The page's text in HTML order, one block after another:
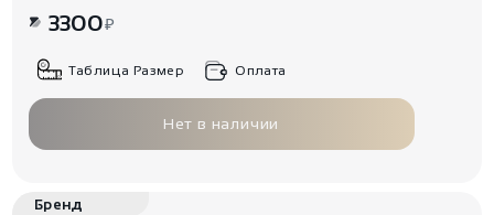
3300₽
Таблица Размер Оплата
Нет в наличии
Бренд